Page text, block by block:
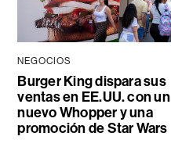
NEGOCIOS
Burger King dispara sus
ventas en EE.UU. con un
nuevo Whopper y una
promoción de Star Wars